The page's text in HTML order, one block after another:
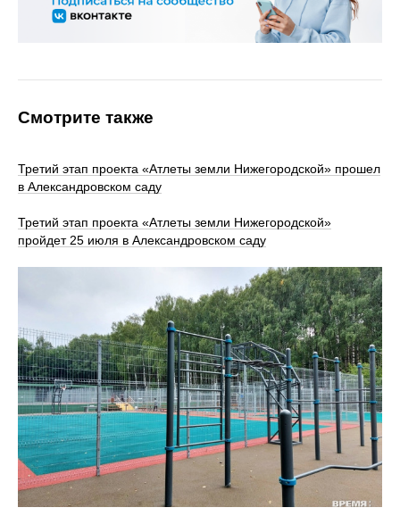
Смотрите также
Третий этап проекта «Атлеты земли Нижегородской» прошел
в Александровском саду
Третий этап проекта «Атлеты земли Нижегородской»
пройдет 25 июля в Александровском саду